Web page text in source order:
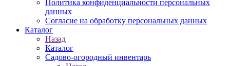
Политика конфиденциальности персональных
данных
Согласие на обработку персональных данных
Каталог
Назад
Каталог
Садово-огородный инвентарь